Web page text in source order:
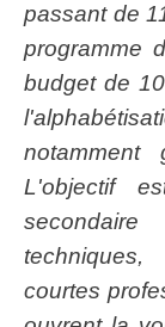
passant de
programme
budget de
L'objectif
courtes